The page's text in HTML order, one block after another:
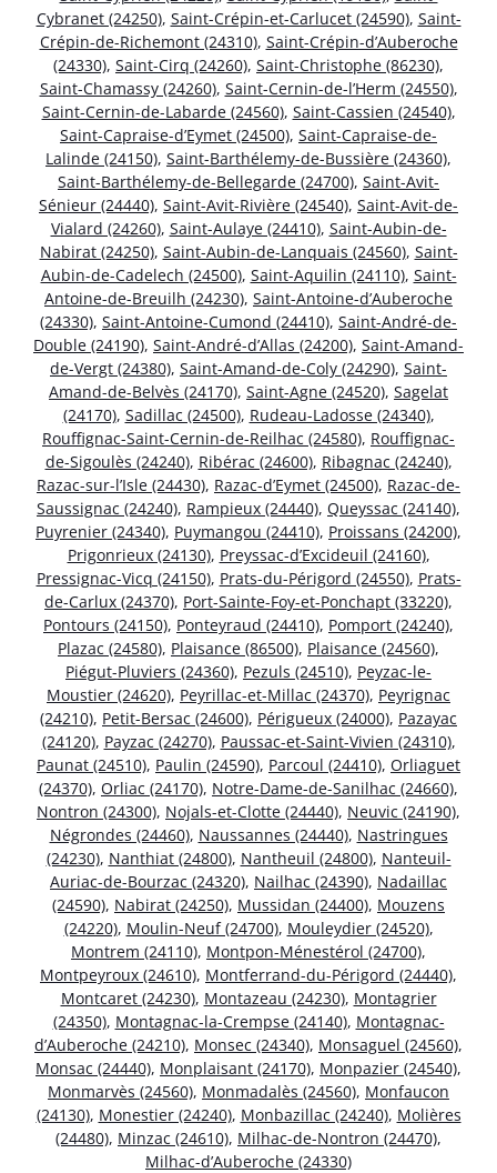
Cybranet (24250), Saint-Crépin-et-Carlucet (24590), Saint-
Crépin-de-Richemont (24310), Saint-Crépin-d’Auberoche
(24330), Saint-Cirq (24260), Saint-Christophe (86230),
Saint-Chamassy (24260), Saint-Cernin-de-l’Herm (24550),
Saint-Cernin-de-Labarde (24560), Saint-Cassien (24540),
Saint-Capraise-d’Eymet (24500), Saint-Capraise-de-
Lalinde (24150), Saint-Barthélemy-de-Bussière (24360),
Saint-Barthélemy-de-Bellegarde (24700), Saint-Avit-
Sénieur (24440), Saint-Avit-Rivière (24540), Saint-Avit-de-
Vialard (24260), Saint-Aulaye (24410), Saint-Aubin-de-
Nabirat (24250), Saint-Aubin-de-Lanquais (24560), Saint-
Aubin-de-Cadelech (24500), Saint-Aquilin (24110), Saint-
Antoine-de-Breuilh (24230), Saint-Antoine-d’Auberoche
(24330), Saint-Antoine-Cumond (24410), Saint-André-de-
Double (24190), Saint-André-d’Allas (24200), Saint-Amand-
de-Vergt (24380), Saint-Amand-de-Coly (24290), Saint-
Amand-de-Belvès (24170), Saint-Agne (24520), Sagelat
(24170), Sadillac (24500), Rudeau-Ladosse (24340),
Rouffignac-Saint-Cernin-de-Reilhac (24580), Rouffignac-
de-Sigoulès (24240), Ribérac (24600), Ribagnac (24240),
Razac-sur-l’Isle (24430), Razac-d’Eymet (24500), Razac-de-
Saussignac (24240), Rampieux (24440), Queyssac (24140),
Puyrenier (24340), Puymangou (24410), Proissans (24200),
Prigonrieux (24130), Preyssac-d’Excideuil (24160),
Pressignac-Vicq (24150), Prats-du-Périgord (24550), Prats-
de-Carlux (24370), Port-Sainte-Foy-et-Ponchapt (33220),
Pontours (24150), Ponteyraud (24410), Pomport (24240),
Plazac (24580), Plaisance (86500), Plaisance (24560),
Piégut-Pluviers (24360), Pezuls (24510), Peyzac-le-
Moustier (24620), Peyrillac-et-Millac (24370), Peyrignac
(24210), Petit-Bersac (24600), Périgueux (24000), Pazayac
(24120), Payzac (24270), Paussac-et-Saint-Vivien (24310),
Paunat (24510), Paulin (24590), Parcoul (24410), Orliaguet
(24370), Orliac (24170), Notre-Dame-de-Sanilhac (24660),
Nontron (24300), Nojals-et-Clotte (24440), Neuvic (24190),
Négrondes (24460), Naussannes (24440), Nastringues
(24230), Nanthiat (24800), Nantheuil (24800), Nanteuil-
Auriac-de-Bourzac (24320), Nailhac (24390), Nadaillac
(24590), Nabirat (24250), Mussidan (24400), Mouzens
(24220), Moulin-Neuf (24700), Mouleydier (24520),
Montrem (24110), Montpon-Ménestérol (24700),
Montpeyroux (24610), Montferrand-du-Périgord (24440),
Montcaret (24230), Montazeau (24230), Montagrier
(24350), Montagnac-la-Crempse (24140), Montagnac-
d’Auberoche (24210), Monsec (24340), Monsaguel (24560),
Monsac (24440), Monplaisant (24170), Monpazier (24540),
Monmarvès (24560), Monmadalès (24560), Monfaucon
(24130), Monestier (24240), Monbazillac (24240), Molières
(24480), Minzac (24610), Milhac-de-Nontron (24470),
Milhac-d’Auberoche (24330)